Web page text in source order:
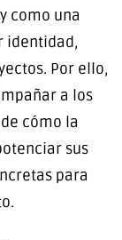
como una
identidad,
Por ello,
a los
cómo la
sus
para